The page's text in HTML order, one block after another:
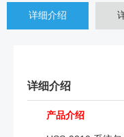
详细介绍
详细介绍
产品介绍